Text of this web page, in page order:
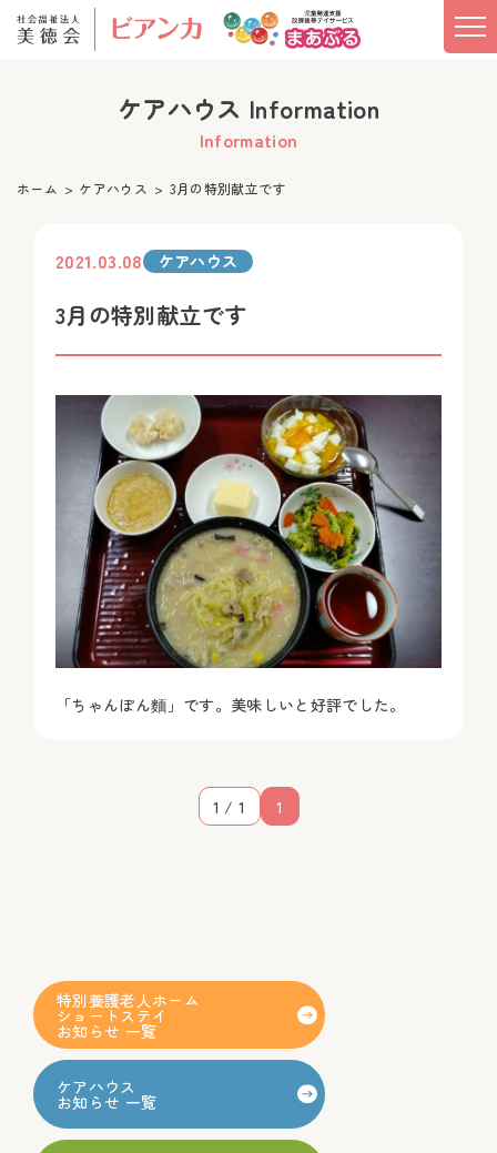
ケアハウス Information
Information
ホーム ケアハウス 3月の特別献立です
2021.03.08 ケアハウス
3月の特別献立です
「ちゃんぽん麵」です。美味しいと好評でした。
1 / 1 1
特別養護老人ホーム
ショートステイ
お知らせ 一覧
ケアハウス
お知らせ 一覧